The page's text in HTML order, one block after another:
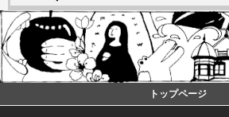
トップページ